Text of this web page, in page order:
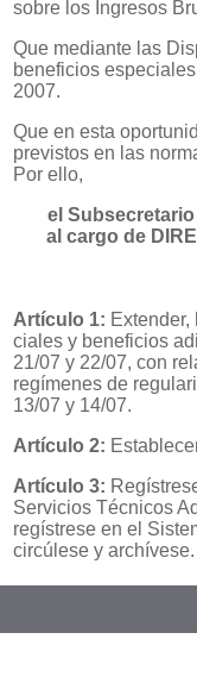
sobre los Ingresos
Que mediante las
beneficios
2007.
Que en esta
previstos en las
Por ello,
el
al cargo de
Artículo 1:
ciales y beneficios
21/07 y 22/07, con
regímenes de
13/07 y 14/07.
Artículo 2:
Artículo 3:
Servicios Técnicos
regístrese en el
circúlese y archívese.